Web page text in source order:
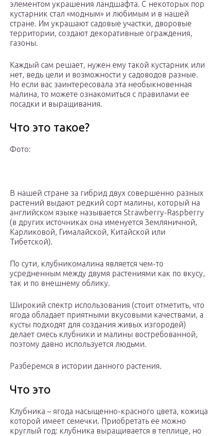
элементом украшения ландшафта. С некоторых пор
кустарник стал «модным» и любимым и в нашей
стране. Им украшают садовые участки, дворовые
территории, создают декоративные ограждения,
газоны.
Каждый сам решает, нужен ему такой кустарник или
нет, ведь цели и возможности у садоводов разные.
Но если вас заинтересовала эта необыкновенная
малина, то можете ознакомиться с правилами ее
посадки и выращивания.
Что это такое?
Фото:
В нашей стране за гибрид двух совершенно разных
растений выдают редкий сорт малины, который на
английском языке называется Strawberry-Raspberry
(в других источниках она именуется Земляничной,
Карликовой, Гималайской, Китайской или
Тибетской).
По сути, клубникомалина является чем-то
усредненным между двумя растениями как по вкусу,
так и по внешнему облику.
Широкий спектр использования (стоит отметить, что
ягода обладает приятными вкусовыми качествами, а
кусты подходят для создания живых изгородей)
делает смесь клубники и малины востребованной,
поэтому давно используется людьми.
Разберемся в истории данного растения.
Что это
Клубника – ягода насыщенно-красного цвета, кожица
которой имеет семечки. Приобретать ее можно
круглый год: клубника выращивается в теплице, но